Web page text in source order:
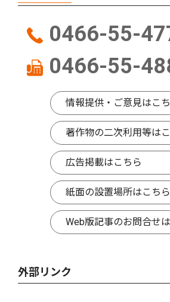
0466-55-
0466-55-
情報提供・ご意見はこ
著作物の二次利用等は
広告掲載はこちら
紙面の設置場所はこちら
Web版記事のお問合せ
外部リンク